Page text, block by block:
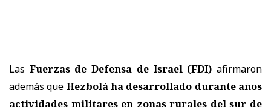
Las Fuerzas de Defensa de Israel (FDI) afirmaron
además que Hezbolá ha desarrollado durante años
actividades militares en zonas rurales del sur de